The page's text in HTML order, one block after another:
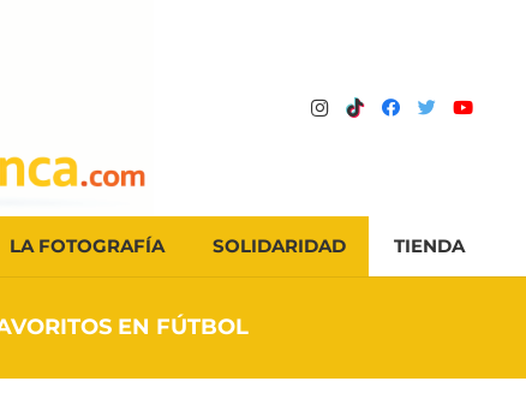
LA FOTOGRAFÍA SOLIDARIDAD TIENDA
EN FÚTBOL